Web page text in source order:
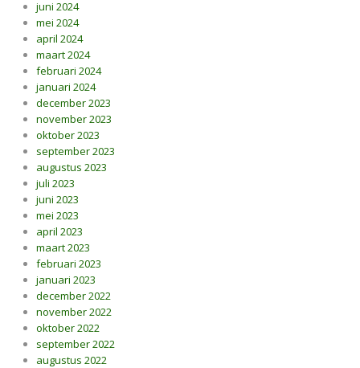
juni 2024
mei 2024
april 2024
maart 2024
februari 2024
januari 2024
december 2023
november 2023
oktober 2023
september 2023
augustus 2023
juli 2023
juni 2023
mei 2023
april 2023
maart 2023
februari 2023
januari 2023
december 2022
november 2022
oktober 2022
september 2022
augustus 2022